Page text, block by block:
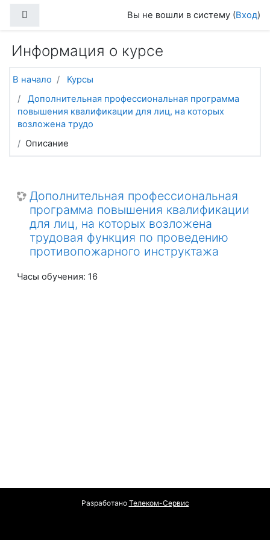
Вы не вошли в систему (Вход)
Информация о курсе
В начало
Курсы
Дополнительная профессиональная программа
повышения квалификации для лиц, на которых
возложена трудо
Описание
Дополнительная профессиональная
программа повышения квалификации
для лиц, на которых возложена
трудовая функция по проведению
противопожарного инструктажа
Часы обучения: 16
Разработано Телеком-Сервис